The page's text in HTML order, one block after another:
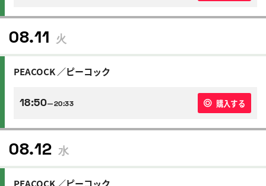
08.11 火
PEACOCK ／ピーコック
18:50—20:33 購入する
08.12 水